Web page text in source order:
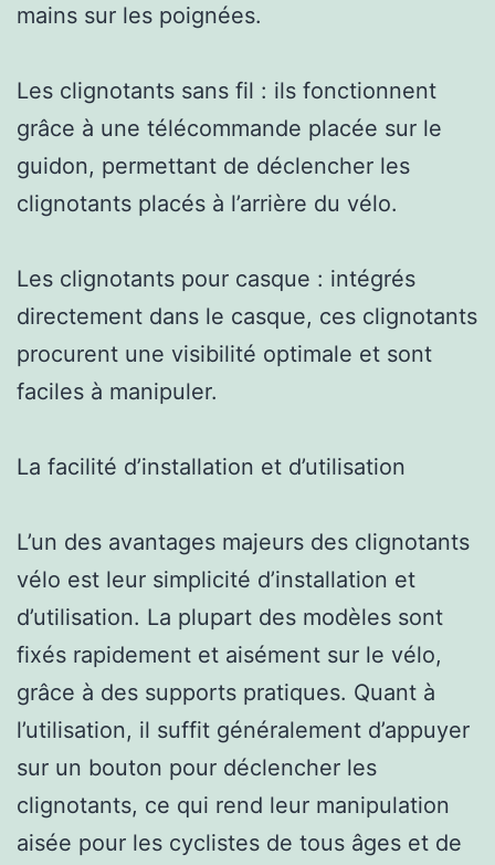
mains sur les poignées.
Les clignotants sans fil : ils fonctionnent
grâce à une télécommande placée sur le
guidon, permettant de déclencher les
clignotants placés à l’arrière du vélo.
Les clignotants pour casque : intégrés
directement dans le casque, ces clignotants
procurent une visibilité optimale et sont
faciles à manipuler.
La facilité d’installation et d’utilisation
L’un des avantages majeurs des clignotants
vélo est leur simplicité d’installation et
d’utilisation. La plupart des modèles sont
fixés rapidement et aisément sur le vélo,
grâce à des supports pratiques. Quant à
l’utilisation, il suffit généralement d’appuyer
sur un bouton pour déclencher les
clignotants, ce qui rend leur manipulation
aisée pour les cyclistes de tous âges et de